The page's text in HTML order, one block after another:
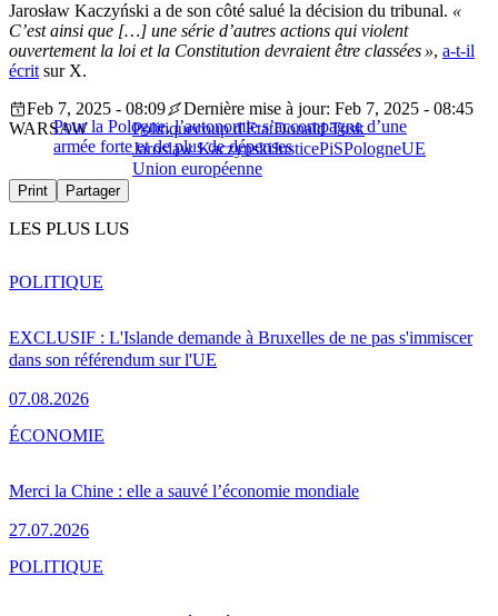
Jarosław Kaczyński a de son côté salué la décision du tribunal. «
C’est ainsi que […] une série d’autres actions qui violent
ouvertement la loi et la Constitution devraient être classées », a-t-il
écrit sur X.
Pour la Pologne, l’autonomie s’accompagne d’une
armée forte et de plus de dépenses
Feb 7, 2025 - 08:09
Dernière mise à jour: Feb 7, 2025 - 08:45
WARSAW
Politiquecoup d'EtatDonald Tusk
Jaroslaw KaczynskiJusticePiSPologneUE
Union européenne
Print Partager
LES PLUS LUS
EXCLUSIF : L'Islande demande à Bruxelles de ne pas s'immiscer
dans son référendum sur l'UE
07.08.2026
POLITIQUE
Merci la Chine : elle a sauvé l’économie mondiale
27.07.2026
ÉCONOMIE
POLITIQUE